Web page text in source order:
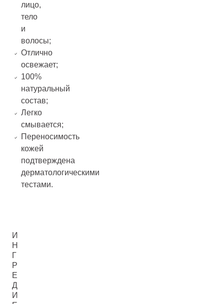
лицо,
тело
и
волосы;
Отлично
освежает;
100%
натуральный
состав;
Легко
смывается;
Переносимость
кожей
подтверждена
дерматологическими
тестами.
И
Н
Г
Р
Е
Д
И